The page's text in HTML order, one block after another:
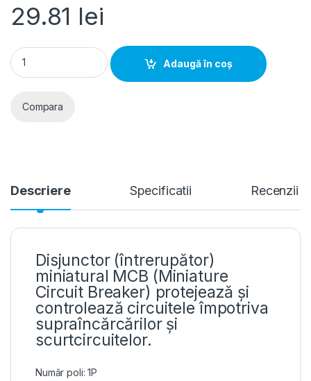
29.81 lei
Disjunctor MCB 1P 10A 6kA curbă B, Hager | MBN110 quantity
Adaugă în coș
Compara
Descriere Specificatii Recenzii
Disjunctor (întrerupător)
miniatural MCB (Miniature
Circuit Breaker) protejează și
controlează circuitele împotriva
supraîncărcărilor și
scurtcircuitelor.
Număr poli: 1P